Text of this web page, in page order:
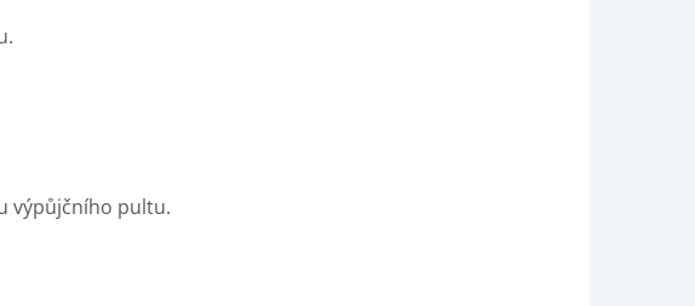
výpůjčního pultu.